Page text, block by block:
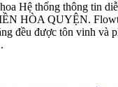
Hệ thống thông tin
HÒA QUYỆN.
đều được tôn vinh và